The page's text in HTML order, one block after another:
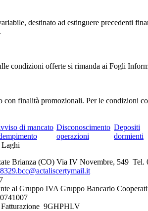
destinato ad estinguere
condizioni offerte si rimanda ai Fogli
con finalità promozionali. Per le condizioni
di mancato Disconoscimento
operazioni
Depositi
dormienti
Brianza (CO) Via IV Novembre, 549 Tel.
al Gruppo IVA Gruppo Bancario
9GHPHLV